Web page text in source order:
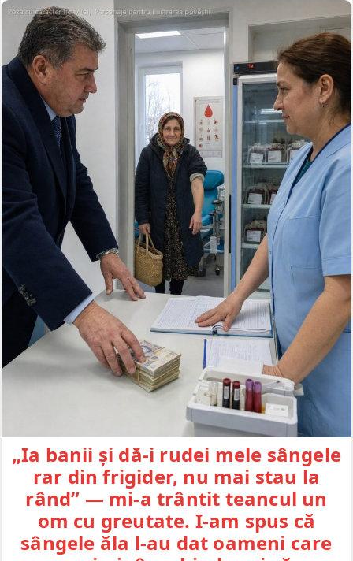
„Ia banii și dă-i rudei mele sângele
rar din frigider, nu mai stau la
rând” — mi-a trântit teancul un
om cu greutate. I-am spus că
sângele ăla l-au dat oameni care